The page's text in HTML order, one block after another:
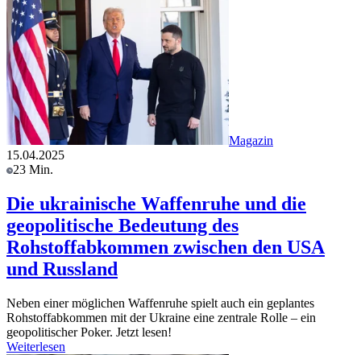
Magazin
15.04.2025
23 Min.
Die ukrainische Waffenruhe und die
geopolitische Bedeutung des
Rohstoffabkommen zwischen den USA
und Russland
Neben einer möglichen Waffenruhe spielt auch ein geplantes
Rohstoffabkommen mit der Ukraine eine zentrale Rolle – ein
geopolitischer Poker. Jetzt lesen!
Weiterlesen